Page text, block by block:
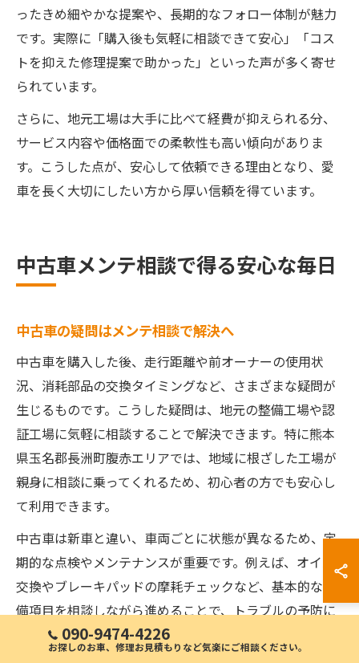
ったきめ細やかな提案や、長期的なフォロー体制が魅力
です。実際に「購入後も気軽に相談できて安心」「コス
トを抑えた修理提案で助かった」といった声が多く寄せ
られています。
さらに、地元工場は大手に比べて経費が抑えられる分、
サービス内容や価格面での柔軟性も高い傾向がありま
す。こうした点が、安心して依頼できる理由となり、愛
車を長く大切にしたい方から厚い信頼を得ています。
中古車メンテ相談で得る安心な毎日
中古車の疑問はメンテ相談で解決へ
中古車を購入した後、走行距離や前オーナーの使用状
況、消耗部品の交換タイミングなど、さまざまな疑問が
生じるものです。こうした疑問は、地元の整備工場や認
証工場に気軽に相談することで解決できます。特に熊本
県玉名郡長洲町腹赤エリアでは、地域に根ざした工場が
親身に相談に乗ってくれるため、初心者の方でも安心し
て利用できます。
中古車は新車と違い、車両ごとに状態が異なるため、定
期的な点検やメンテナンスが重要です。例えば、オイル
交換やブレーキパッドの摩耗チェックなど、基本的な整
備項目を相談しながら進めることで、トラブルの予防に
つながります。実際に、購入後の不安を相談した利用者
から「親切な説明で安心できた」「予算内で必要な整備
090-9474-4226
お探しのお車、修理お見積もりなど気楽にご相談ください。